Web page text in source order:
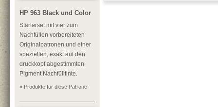
HP 963 Black und Color
Starterset mit vier zum
Nachfüllen vorbereiteten
Originalpatronen und einer
speziellen, exakt auf den
druckkopf abgestimmten
Pigment Nachfülltinte.
» Produkte für diese Patrone